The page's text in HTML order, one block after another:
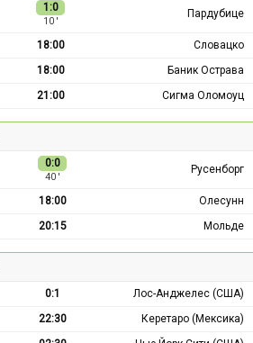
1:0
10 ′
Пардубице
18:00
Словацко
18:00
Баник Острава
21:00 Сигма Оломоуц
0:0
40 ′
Русенборг
18:00
Олесунн
20:15 Мольде
0:1
Лос-Анджелес (США)
22:30
Керетаро (Мексика)